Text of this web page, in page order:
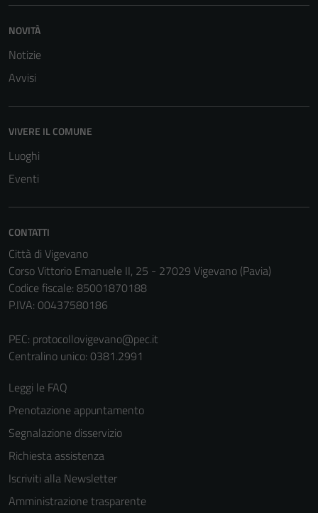
NOVITÀ
Notizie
Avvisi
VIVERE IL COMUNE
Luoghi
Eventi
CONTATTI
Città di Vigevano
Corso Vittorio Emanuele II, 25 - 27029 Vigevano (Pavia)
Codice fiscale: 85001870188
P.IVA: 00437580186
PEC: protocollovigevano@pec.it
Centralino unico: 0381.2991
Leggi le FAQ
Prenotazione appuntamento
Segnalazione disservizio
Richiesta assistenza
Iscriviti alla Newsletter
Amministrazione trasparente